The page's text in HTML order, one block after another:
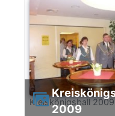
Kreiskönigsball 2009
Kreiskönigsball
2009